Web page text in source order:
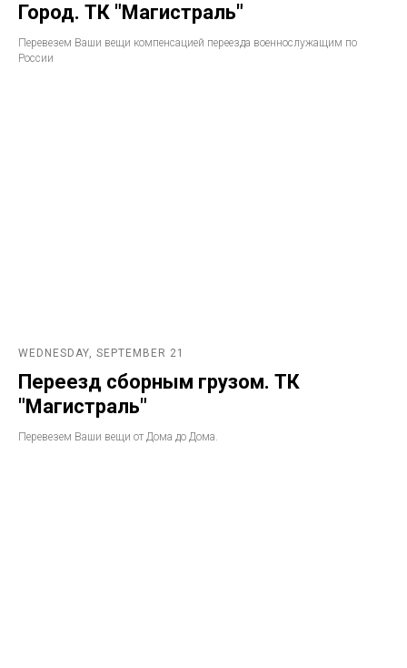
Город. ТК "Магистраль"
Перевезем Ваши вещи компенсацией переезда военнослужащим по
России
WEDNESDAY, SEPTEMBER 21
Переезд сборным грузом. ТК
"Магистраль"
Перевезем Ваши вещи от Дома до Дома.